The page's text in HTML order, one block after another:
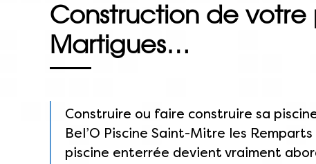
Construction de votre
Martigues…
Construire ou faire construire sa
Bel’O Piscine Saint-Mitre les
piscine enterrée devient vraiment